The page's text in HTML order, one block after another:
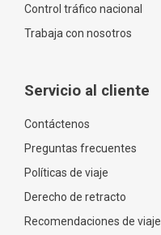
Control tráfico nacional
Trabaja con nosotros
Servicio al cliente
Contáctenos
Preguntas frecuentes
Políticas de viaje
Derecho de retracto
Recomendaciones de viaje